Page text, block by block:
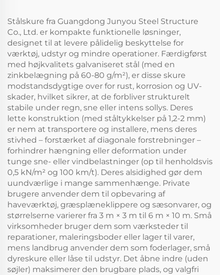
Stålskure fra Guangdong Junyou Steel Structure
Co., Ltd. er kompakte funktionelle løsninger,
designet til at levere pålidelig beskyttelse for
værktøj, udstyr og mindre operationer. Færdigførst
med højkvalitets galvaniseret stål (med en
zinkbelægning på 60-80 g/m²), er disse skure
modstandsdygtige over for rust, korrosion og UV-
skader, hvilket sikrer, at de forbliver strukturelt
stabile under regn, sne eller intens sollys. Deres
lette konstruktion (med ståltykkelser på 1,2-2 mm)
er nem at transportere og installere, mens deres
stivhed – forstærket af diagonale forstrebninger –
forhindrer hængning eller deformation under
tunge sne- eller vindbelastninger (op til henholdsvis
0,5 kN/m² og 100 km/t). Deres alsidighed gør dem
uundværlige i mange sammenhænge. Private
brugere anvender dem til opbevaring af
haveværktøj, græsplæneklippere og sæsonvarer, og
størrelserne varierer fra 3 m × 3 m til 6 m × 10 m. Små
virksomheder bruger dem som værksteder til
reparationer, maleringsboder eller lager til varer,
mens landbrug anvender dem som foderlager, små
dyreskure eller låse til udstyr. Det åbne indre (uden
søjler) maksimerer den brugbare plads, og valgfri